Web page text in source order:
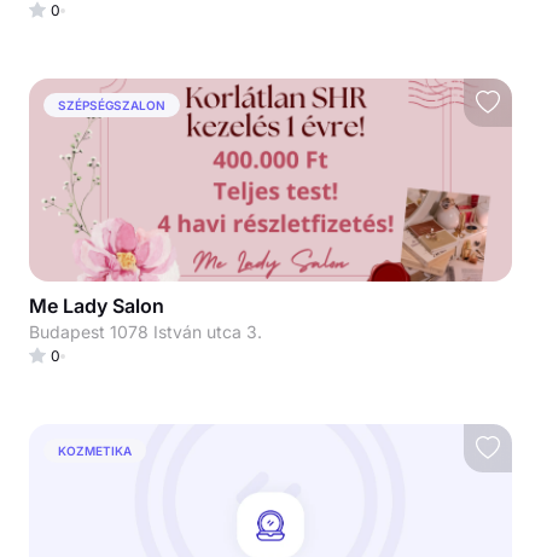
0
SZÉPSÉGSZALON
Me Lady Salon
Budapest 1078 István utca 3.
0
KOZMETIKA